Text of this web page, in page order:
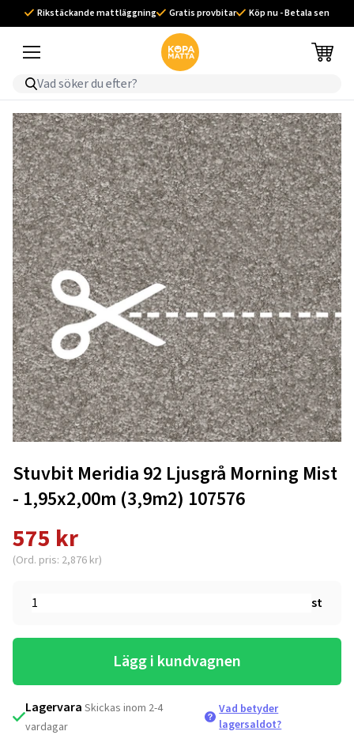
Rikstäckande mattläggning Gratis provbitar Köp nu - Betala sen
Stuvbit Meridia 92 Ljusgrå Morning Mist
- 1,95x2,00m (3,9m2) 107576
575 kr
(Ord. pris: 2,876 kr)
st
Lägg i kundvagnen
Lagervara Skickas inom 2-4
vardagar
Vad betyder
lagersaldot?